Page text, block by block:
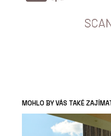
MOHLO BY VÁS TAKÉ